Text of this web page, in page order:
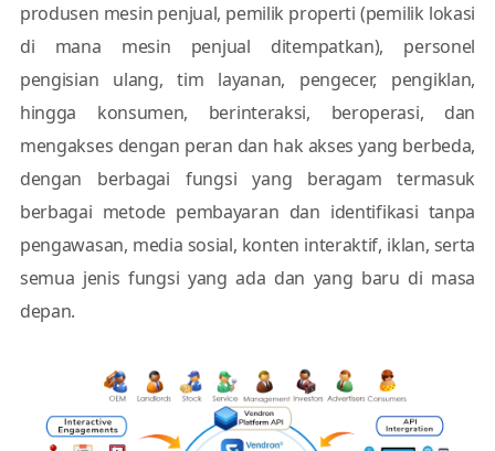
produsen mesin penjual, pemilik properti (pemilik lokasi
di mana mesin penjual ditempatkan), personel
pengisian ulang, tim layanan, pengecer, pengiklan,
hingga konsumen, berinteraksi, beroperasi, dan
mengakses dengan peran dan hak akses yang berbeda,
dengan berbagai fungsi yang beragam termasuk
berbagai metode pembayaran dan identifikasi tanpa
pengawasan, media sosial, konten interaktif, iklan, serta
semua jenis fungsi yang ada dan yang baru di masa
depan.